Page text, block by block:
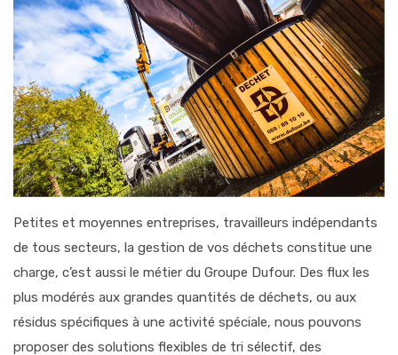
Petites et moyennes entreprises, travailleurs indépendants
de tous secteurs, la gestion de vos déchets constitue une
charge, c’est aussi le métier du Groupe Dufour. Des flux les
plus modérés aux grandes quantités de déchets, ou aux
résidus spécifiques à une activité spéciale, nous pouvons
proposer des solutions flexibles de tri sélectif, des